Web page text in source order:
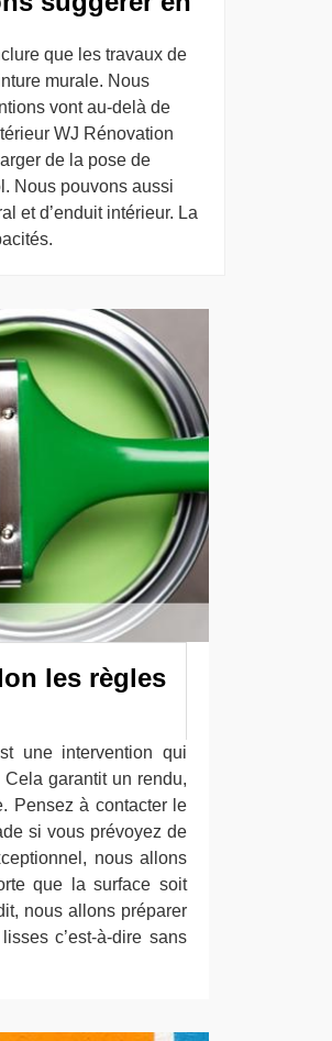
que les travaux de
murale. Nous
vont au-delà de
WJ Rénovation
de la pose de
Nous pouvons aussi
et d’enduit intérieur. La
les règles
une intervention qui
Cela garantit un rendu,
Pensez à contacter le
si vous prévoyez de
nous allons
que la surface soit
nous allons préparer
c’est-à-dire sans